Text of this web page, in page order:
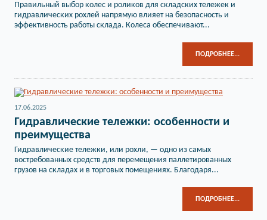
Правильный выбор колес и роликов для складских тележек и
гидравлических рохлей напрямую влияет на безопасность и
эффективность работы склада. Колеса обеспечивают...
ПОДРОБНЕЕ...
17.06.2025
Гидравлические тележки: особенности и
преимущества
Гидравлические тележки, или рохли, — одно из самых
востребованных средств для перемещения паллетированных
грузов на складах и в торговых помещениях. Благодаря...
ПОДРОБНЕЕ...